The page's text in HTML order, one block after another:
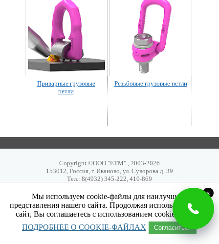
Приварные грузовые
петли
Резьбовые грузовые петли
Copyright ©ООО "ЕТМ" , 2003-2026
153012, Россия, г. Иваново, ул. Суворова д. 39
Тел.: 8(4932) 345-222, 410-869
Мы используем cookie-файлы для наилучшего
представления нашего сайта. Продолжая использовать наш
сайт, Вы соглашаетесь с использованием cookie-файлов.
ПОДРОБНЕЕ О COOKIE-ФАЙЛАХ
Согласиться
x